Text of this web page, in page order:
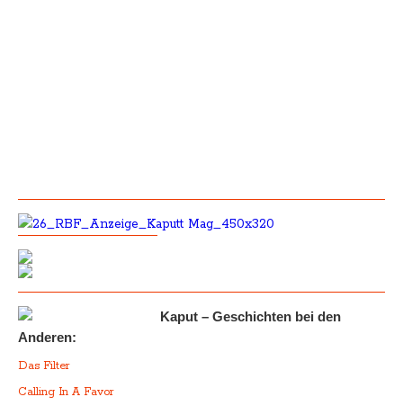
Kaput – Geschichten bei den
Anderen:
Das Filter
Calling In A Favor